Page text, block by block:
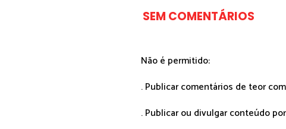
SEM COMENTÁRIOS
Não é permitido:
. Publicar comentários de teor
. Publicar ou divulgar conteúdo